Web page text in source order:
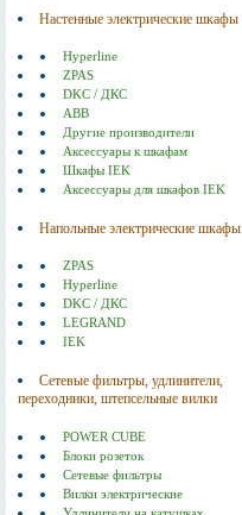
Настенные электрические шкафы
Hyperline
ZPAS
DKC / ДКС
ABB
Другие производители
Аксессуары к шкафам
Шкафы IEK
Аксессуары для шкафов IEK
Напольные электрические шкафы
ZPAS
Hyperline
DKC / ДКС
LEGRAND
IEK
Сетевые фильтры, удлинители,
переходники, штепсельные вилки
POWER CUBE
Блоки розеток
Сетевые фильтры
Вилки электрические